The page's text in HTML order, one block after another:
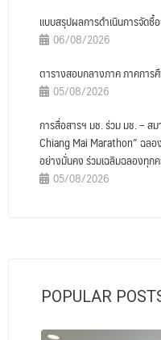
แบบสรุปผลการดำเนินการจัด
06/08/2026
ตารางสอบกลางภาค ภาคการ
05/08/2026
การสื่อสารฯ มช. ร่วม มช. – ส
Chiang Mai Marathon” ฉลอ
อย่างมั่นคง ร่วมเฉลิมฉลองทุ
05/08/2026
POPULAR